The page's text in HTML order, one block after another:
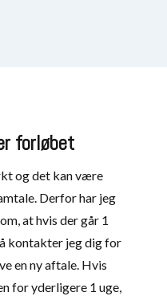
forløbet
og det kan være
Derfor har jeg
at hvis der går 1
kontakter jeg dig for
en ny aftale. Hvis
for yderligere 1 uge,